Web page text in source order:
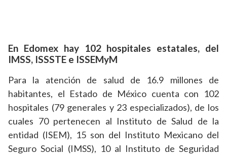
En Edomex hay 102 hospitales estatales, del
IMSS, ISSSTE e ISSEMyM
Para la atención de salud de 16.9 millones de
habitantes, el Estado de México cuenta con 102
hospitales (79 generales y 23 especializados), de los
cuales 70 pertenecen al Instituto de Salud de la
entidad (ISEM), 15 son del Instituto Mexicano del
Seguro Social (IMSS), 10 al Instituto de Seguridad